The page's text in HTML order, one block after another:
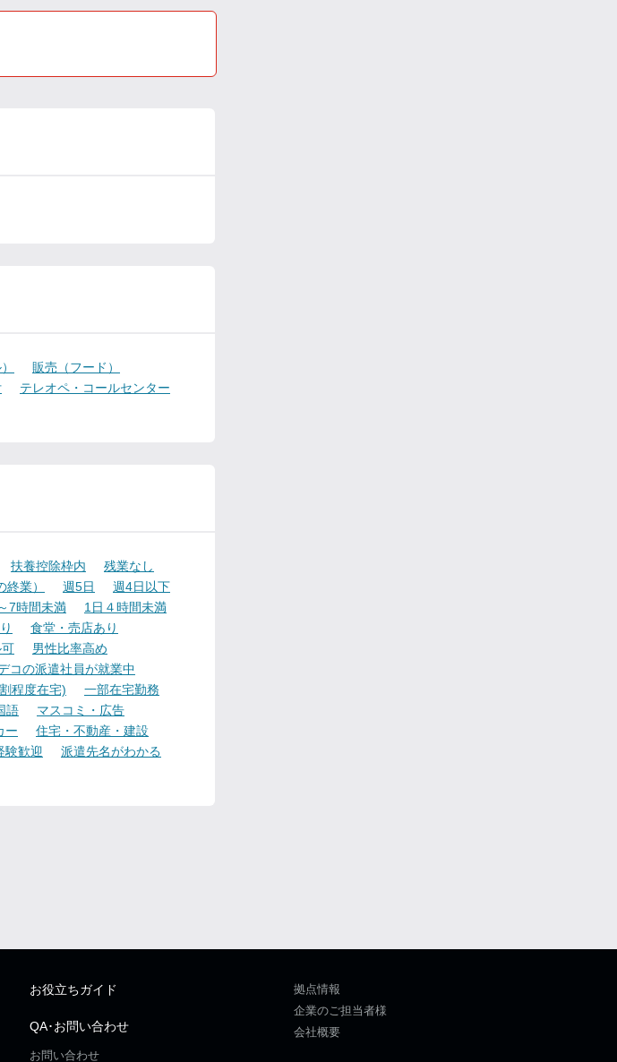
販売（フード）
テレオペ・コールセンター
扶養控除枠内
残業なし
業） 週5日
週4日以下
7時間未満
1日４時間未満
食堂・売店あり
男性比率高め
コの派遣社員が就業中
程度在宅)
一部在宅勤務
語
マスコミ・広告
ー
住宅・不動産・建設
験歓迎
派遣先名がわかる
お役立ちガイド
QA･お問い合わせ
お問い合わせ
拠点情報
企業のご担当者様
会社概要